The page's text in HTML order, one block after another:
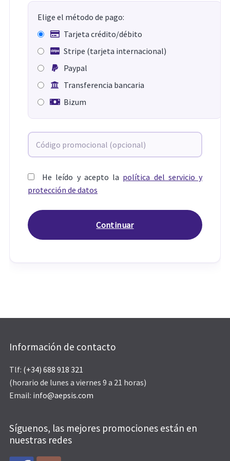
Elige el método de pago:
Tarjeta crédito/débito
Stripe (tarjeta internacional)
Paypal
Transferencia bancaria
Bizum
He leído y acepto la política del servicio y
protección de datos
Información de contacto
Tlf: (+34) 688 918 321
(horario de lunes a viernes 9 a 21 horas)
Email: info@aepsis.com
Síguenos, las mejores promociones están en
nuestras redes